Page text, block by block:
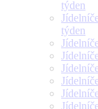
týden
týden